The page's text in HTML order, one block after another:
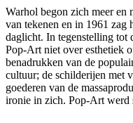
Warhol begon zich meer en
van tekenen en in 1961
daglicht. In tegenstelling tot
Pop-Art niet over esthetiek
benadrukken van de
cultuur; de schilderijen met
goederen van de
ironie in zich. Pop-Art werd